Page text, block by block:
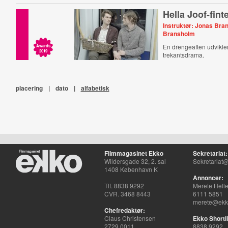
Awards
2019
Hella Joof-
Instruktør: Jonas
Bransholm
En drengeaften
trekantsdrama.
placering | dato | alfabetisk
Filmmagasinet Ekko
Wildersgade 32, 2. sal
1408 København K
Tlf. 8838 9292
CVR. 3468 8443
Chefredaktør:
Claus Christensen
2729 0011
Sekretariat:
Annoncer:
Merete
6111 5851
Ekko
8838 9292